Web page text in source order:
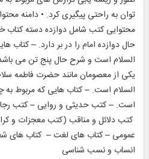
توان به راحتى پیگیرى كرد. • دامنه
محتوایی کتب شامل دوازده دسته كتاب
حال دوازده امام را در بر دارد. – كتاب
السلام است و شرح حال پنج تن مى
یكى از معصومان مانند حضرت فاطمه سلام
السلام است. – کتاب هایی که مربوط به
است. – کتب حدیثی و روایی – کتب
کتب دلائل و مناقب (کتب معجزات و
عمومی – کتاب های لغت – کتاب های
انساب و نسب شناسی